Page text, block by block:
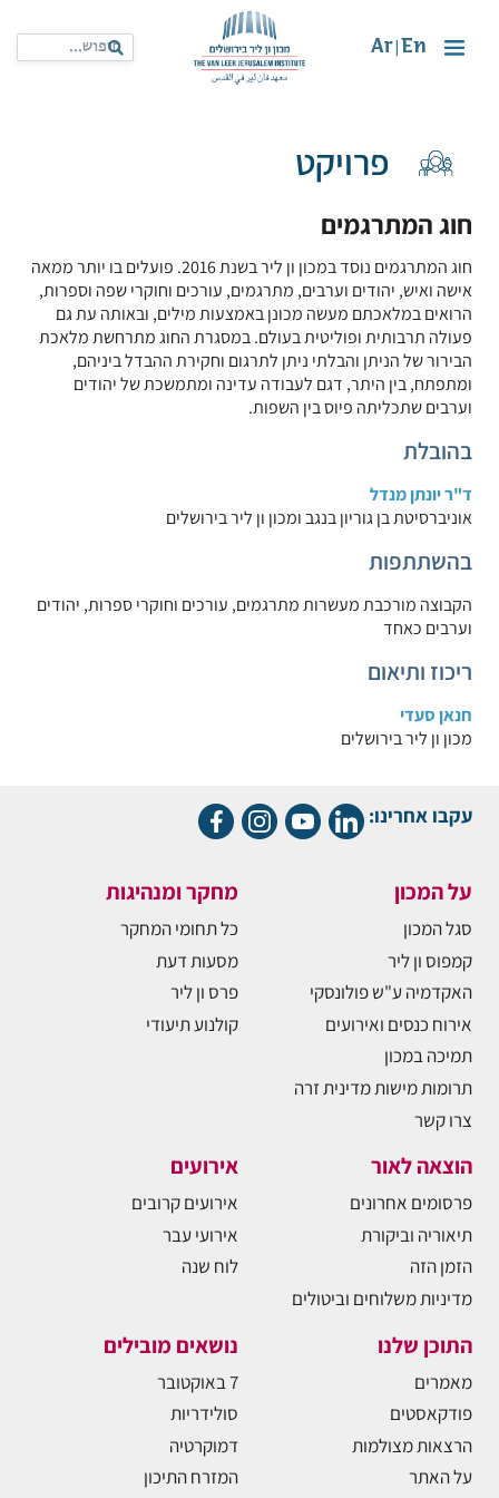
En
Ar
פרויקט
חוג המתרגמים
חוג המתרגמים נוסד במכון ון ליר בשנת 2016. פועלים בו יותר ממאה
אישה ואיש, יהודים וערבים, מתרגמים, עורכים וחוקרי שפה וספרות,
הרואים במלאכתם מעשה מכונן באמצעות מילים, ובאותה עת גם
פעולה תרבותית ופוליטית בעולם. במסגרת החוג מתרחשת מלאכת
הבירור של הניתן והבלתי ניתן לתרגום וחקירת ההבדל ביניהם,
ומתפתח, בין היתר, דגם לעבודה עדינה ומתמשכת של יהודים
וערבים שתכליתה פיוס בין השפות.
בהובלת
ד"ר יונתן מנדל
אוניברסיטת בן גוריון בנגב ומכון ון ליר בירושלים
בהשתתפות
הקבוצה מורכבת מעשרות מתרגמים, עורכים וחוקרי ספרות, יהודים
וערבים כאחד
ריכוז ותיאום
חנאן סעדי
מכון ון ליר בירושלים
עקבו אחרינו:
על המכון
סגל המכון
קמפוס ון ליר
האקדמיה ע"ש פולונסקי
אירוח כנסים ואירועים
תמיכה במכון
תרומות מישות מדינית זרה
צרו קשר
מחקר ומנהיגות
כל תחומי המחקר
מסעות דעת
פרס ון ליר
קולנוע תיעודי
הוצאה לאור
פרסומים אחרונים
תיאוריה וביקורת
הזמן הזה
מדיניות משלוחים וביטולים
אירועים
אירועים קרובים
אירועי עבר
לוח שנה
התוכן שלנו
מאמרים
פודקאסטים
הרצאות מצולמות
על האתר
נושאים מובילים
7 באוקטובר
סולידריות
דמוקרטיה
המזרח התיכון